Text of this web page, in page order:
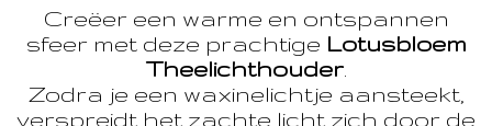
Creëer een warme en ontspannen
sfeer met deze prachtige Lotusbloem
Theelichthouder.
Zodra je een waxinelichtje aansteekt,
verspreidt het zachte licht zich door de